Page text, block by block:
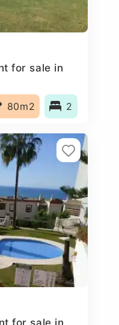
for sale in
80m2 2
for sale in